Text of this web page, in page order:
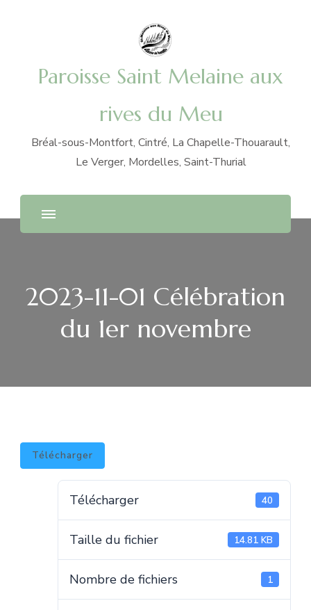
Paroisse Saint Melaine aux
rives du Meu
Bréal-sous-Montfort, Cintré, La Chapelle-Thouarault,
Le Verger, Mordelles, Saint-Thurial
2023-11-01 Célébration
du 1er novembre
Télécharger
Télécharger 40
Taille du fichier 14.81 KB
Nombre de fichiers 1